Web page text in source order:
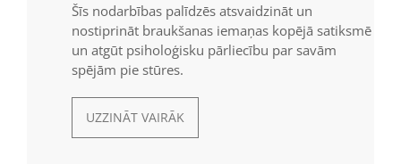
Šīs nodarbības palīdzēs atsvaidzināt un
nostiprināt braukšanas iemaņas kopējā satiksmē
un atgūt psiholoģisku pārliecību par savām
spējām pie stūres.
UZZINĀT VAIRĀK